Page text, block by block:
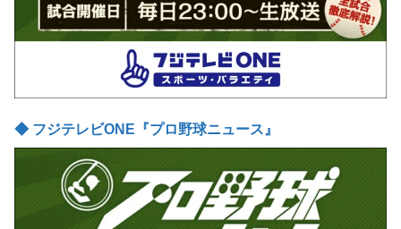
◆ フジテレビONE『プロ野球ニュース』